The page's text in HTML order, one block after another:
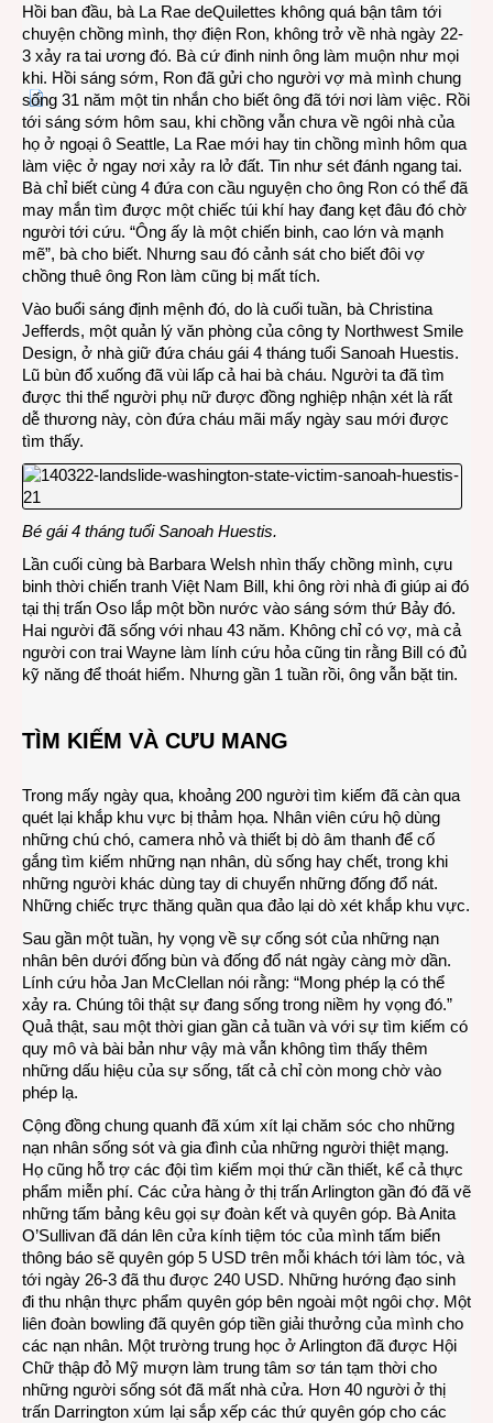
Hồi ban đầu, bà La Rae deQuilettes không quá bận tâm tới
chuyện chồng mình, thợ điện Ron, không trở về nhà ngày 22-
3 xảy ra tai ương đó. Bà cứ đinh ninh ông làm muộn như mọi
khi. Hồi sáng sớm, Ron đã gửi cho người vợ mà mình chung
sống 31 năm một tin nhắn cho biết ông đã tới nơi làm việc. Rồi
tới sáng sớm hôm sau, khi chồng vẫn chưa về ngôi nhà của
họ ở ngoại ô Seattle, La Rae mới hay tin chồng mình hôm qua
làm việc ở ngay nơi xảy ra lở đất. Tin như sét đánh ngang tai.
Bà chỉ biết cùng 4 đứa con cầu nguyện cho ông Ron có thể đã
may mắn tìm được một chiếc túi khí hay đang kẹt đâu đó chờ
người tới cứu. “Ông ấy là một chiến binh, cao lớn và mạnh
mẽ”, bà cho biết. Nhưng sau đó cảnh sát cho biết đôi vợ
chồng thuê ông Ron làm cũng bị mất tích.
Vào buổi sáng định mệnh đó, do là cuối tuần, bà Christina
Jefferds, một quản lý văn phòng của công ty Northwest Smile
Design, ở nhà giữ đứa cháu gái 4 tháng tuổi Sanoah Huestis.
Lũ bùn đổ xuống đã vùi lấp cả hai bà cháu. Người ta đã tìm
được thi thể người phụ nữ được đồng nghiệp nhận xét là rất
dễ thương này, còn đứa cháu mãi mấy ngày sau mới được
tìm thấy.
Bé gái 4 tháng tuổi Sanoah Huestis.
Lần cuối cùng bà Barbara Welsh nhìn thấy chồng mình, cựu
binh thời chiến tranh Việt Nam Bill, khi ông rời nhà đi giúp ai đó
tại thị trấn Oso lắp một bồn nước vào sáng sớm thứ Bảy đó.
Hai người đã sống với nhau 43 năm. Không chỉ có vợ, mà cả
người con trai Wayne làm lính cứu hỏa cũng tin rằng Bill có đủ
kỹ năng để thoát hiểm. Nhưng gần 1 tuần rồi, ông vẫn bặt tin.
TÌM KIẾM VÀ CƯU MANG
Trong mấy ngày qua, khoảng 200 người tìm kiếm đã càn qua
quét lại khắp khu vực bị thảm họa. Nhân viên cứu hộ dùng
những chú chó, camera nhỏ và thiết bị dò âm thanh để cố
gắng tìm kiếm những nạn nhân, dù sống hay chết, trong khi
những người khác dùng tay di chuyển những đống đổ nát.
Những chiếc trực thăng quần qua đảo lại dò xét khắp khu vực.
Sau gần một tuần, hy vọng về sự cống sót của những nạn
nhân bên dưới đống bùn và đống đổ nát ngày càng mờ dần.
Lính cứu hỏa Jan McClellan nói rằng: “Mong phép lạ có thể
xảy ra. Chúng tôi thật sự đang sống trong niềm hy vọng đó.”
Quả thật, sau một thời gian gần cả tuần và với sự tìm kiếm có
quy mô và bài bản như vậy mà vẫn không tìm thấy thêm
những dấu hiệu của sự sống, tất cả chỉ còn mong chờ vào
phép lạ.
Cộng đồng chung quanh đã xúm xít lại chăm sóc cho những
nạn nhân sống sót và gia đình của những người thiệt mạng.
Họ cũng hỗ trợ các đội tìm kiếm mọi thứ cần thiết, kể cả thực
phẩm miễn phí. Các cửa hàng ở thị trấn Arlington gần đó đã vẽ
những tấm bảng kêu gọi sự đoàn kết và quyên góp. Bà Anita
O’Sullivan đã dán lên cửa kính tiệm tóc của mình tấm biển
thông báo sẽ quyên góp 5 USD trên mỗi khách tới làm tóc, và
tới ngày 26-3 đã thu được 240 USD. Những hướng đạo sinh
đi thu nhận thực phẩm quyên góp bên ngoài một ngôi chợ. Một
liên đoàn bowling đã quyên góp tiền giải thưởng của mình cho
các nạn nhân. Một trường trung học ở Arlington đã được Hội
Chữ thập đỏ Mỹ mượn làm trung tâm sơ tán tạm thời cho
những người sống sót đã mất nhà cửa. Hơn 40 người ở thị
trấn Darrington xúm lại sắp xếp các thứ quyên góp cho các